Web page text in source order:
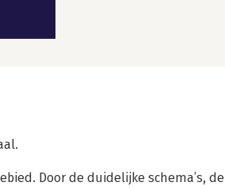
Door de duidelijke schema’s, de